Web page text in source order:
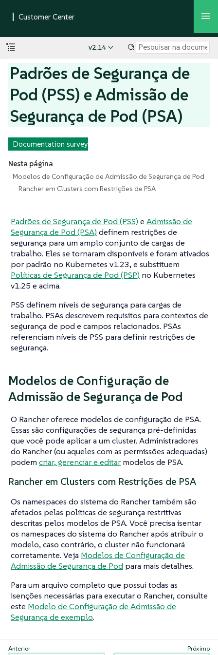
v2.14
Padrões de Segurança de
Pod (PSS) e Admissão de
Segurança de Pod (PSA)
Documentation survey
Nesta página
Modelos de Configuração de Admissão de Segurança de Pod
Rancher em Clusters com Restrições de PSA
Padrões de Segurança de Pod (PSS) e Admissão de
Segurança de Pod (PSA) definem restrições de
segurança para um amplo conjunto de cargas de
trabalho. Eles se tornaram disponíveis e foram ativados
por padrão no Kubernetes v1.23, e substituem
Políticas de Segurança de Pod (PSP) no Kubernetes
v1.25 e acima.
PSS definem níveis de segurança para cargas de
trabalho. PSAs descrevem requisitos para contextos de
segurança de pod e campos relacionados. PSAs
referenciam níveis de PSS para definir restrições de
segurança.
Modelos de Configuração de
Admissão de Segurança de Pod
O Rancher oferece modelos de configuração de PSA.
Essas são configurações de segurança pré-definidas
que você pode aplicar a um cluster. Administradores
do Rancher (ou aqueles com as permissões adequadas)
podem criar, gerenciar e editar modelos de PSA.
Rancher em Clusters com Restrições de PSA
Os namespaces do sistema do Rancher também são
afetados pelas políticas de segurança restritivas
descritas pelos modelos de PSA. Você precisa isentar
os namespaces do sistema do Rancher após atribuir o
modelo, caso contrário, o cluster não funcionará
corretamente. Veja Modelos de Configuração de
Admissão de Segurança de Pod para mais detalhes.
Para um arquivo completo que possui todas as
isenções necessárias para executar o Rancher, consulte
este Modelo de Configuração de Admissão de
Segurança de exemplo.